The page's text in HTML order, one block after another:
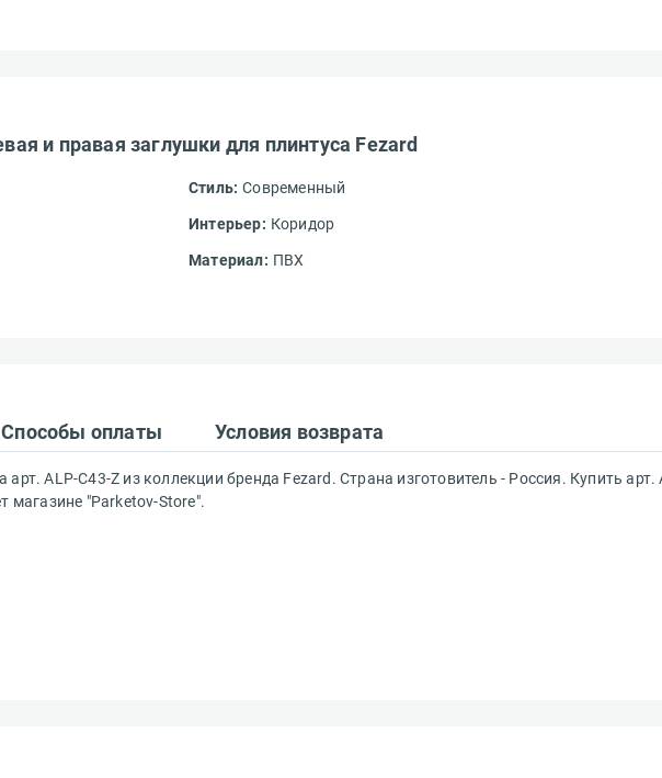
и правая заглушки для плинтуса Fezard
Стиль: Современный
Интерьер: Коридор
Материал: ПВХ
Способы оплаты Условия возврата
ALP-C43-Z из коллекции бренда Fezard. Страна изготовитель - Россия. Купить арт.
магазине "Parketov-Store".